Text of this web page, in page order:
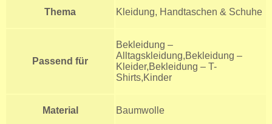
Thema Kleidung, Handtaschen & Schuhe
Passend für
Bekleidung –
Alltagskleidung,Bekleidung –
Kleider,Bekleidung – T-
Shirts,Kinder
Material Baumwolle